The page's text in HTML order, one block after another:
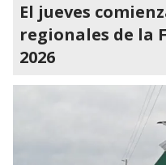
El jueves
regionales de la
2026